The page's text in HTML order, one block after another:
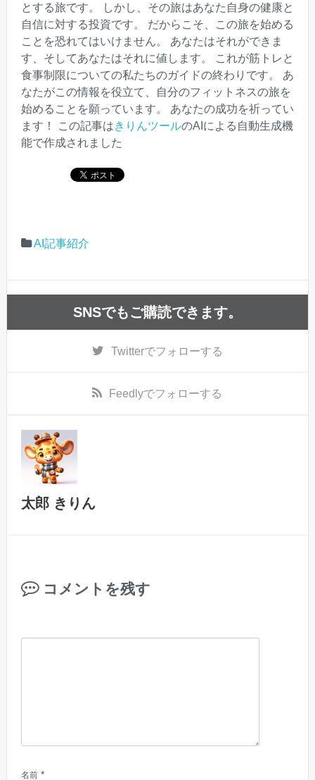
とする旅です。 しかし、その旅はあなた自身の健康と
自信に対する投資です。 だからこそ、この旅を始める
ことを恐れてはいけません。 あなたはそれができま
す、そしてあなたはそれに値します。 これが筋トレと
食事制限についての私たちのガイドの終わりです。 あ
なたがこの情報を役立て、自分のフィットネスの旅を
始めることを願っています。 あなたの成功を祈ってい
ます！ この記事はきりんツールのAIによる自動生成機
能で作成されました
AI記事紹介
SNSでもご購読できます。
Twitterでフォローする
Feedlyでフォローする
太郎 きりん
コメントを残す
名前 *